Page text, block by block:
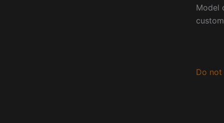
Model
Do